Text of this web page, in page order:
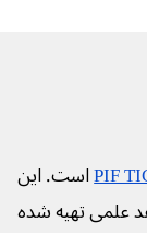
PIFاست. این
علمی تهیه شده